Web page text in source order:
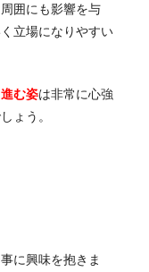
囲にも影響を与
立場になりやすい
む姿は非常に心強
ょう。
に興味を抱きま